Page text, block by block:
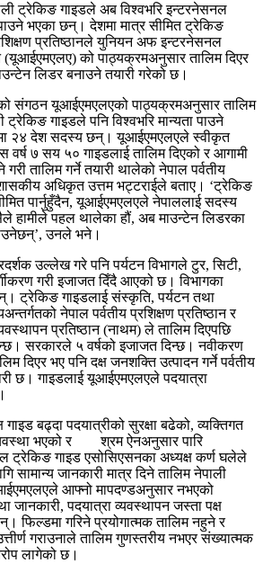
ट्रेकिङ गाइडले अब विश्वभरि इन्टरनेसनल
भएका छन्। देशमा मात्र सीमित ट्रेकिङ
प्रतिष्ठानले युनियन अफ इन्टरनेसनल
(यूआईएमएलए) को पाठ्यक्रमअनुसार तालिम दिएर
लिडर बनाउने तयारी गरेको छ।
संगठन यूआईएमएलएको पाठ्यक्रमअनुसार तालिम
गाइडले पनि विश्वभरि मान्यता पाउने
२४ देश सदस्य छन्। यूआईएमएलएले स्वीकृत
७ सय ५० गाइडलाई तालिम दिएको र आगामी
गरी तालिम गर्ने तयारी थालेको नेपाल पर्वतीय
अधिकृत उत्तम भट्टराईले बताए। ‘ट्रेकिङ
पार्नुहुँदैन, यूआईएमएलएले नेपाललाई सदस्य
हामीले पहल थालेका हौं, अब माउन्टेन लिडरका
उनले भने।
उल्लेख गरे पनि पर्यटन विभागले टुर, सिटी,
गरी इजाजत दिँदै आएको छ। विभागका
ट्रेकिङ गाइडलाई संस्कृति, पर्यटन तथा
नेपाल पर्वतीय प्रशिक्षण प्रतिष्ठान र
प्रतिष्ठान (नाथम) ले तालिम दिएपछि
सरकारले ५ वर्षको इजाजत दिन्छ। नवीकरण
दिएर भए पनि दक्ष जनशक्ति उत्पादन गर्ने पर्वतीय
छ। गाइडलाई यूआईएमएलएले पदयात्रा
गाइड बढ्दा पदयात्रीको सुरक्षा बढेको, व्यक्तिगत
व्यवस्था भएको र श्रम ऐनअनुसार पारि
ट्रेकिङ गाइड एसोसिएसनका अध्यक्ष कर्ण घलेले
सामान्य जानकारी मात्र दिने तालिम नेपाली
आफ्नो मापदण्डअनुसार नभएको
पदयात्रा व्यवस्थापन जस्ता पक्ष
फिल्डमा गरिने प्रयोगात्मक तालिम नहुने र
गराउनाले तालिम गुणस्तरीय नभएर संख्यात्मक
लागेको छ।